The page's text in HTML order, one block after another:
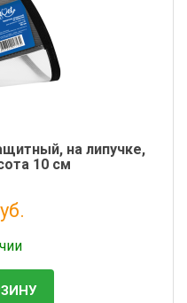
на липучке,
10 см